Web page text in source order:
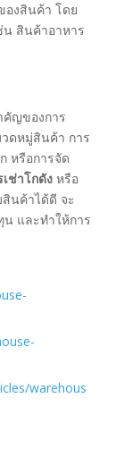
องสินค้า โดย
น สินค้าอาหาร
คัญของการ
ดหมู่สินค้า การ
หรือการจัด
เช่าโกดังหรือ
สินค้าได้ดี จะ
และทำให้การ
warehous